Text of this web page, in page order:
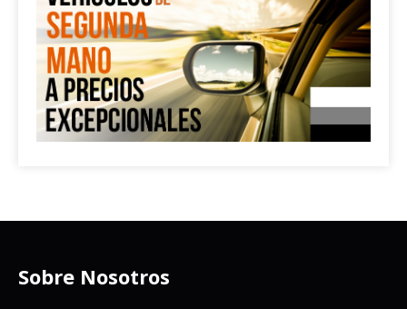
Sobre Nosotros